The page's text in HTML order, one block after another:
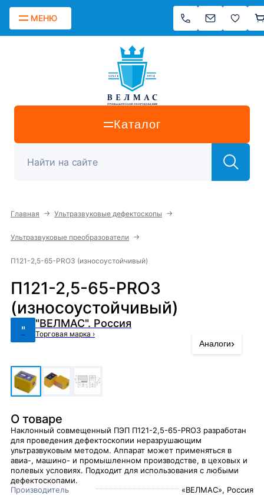
МЕНЮ
Каталог
Главная → Ультразвуковые дефектоскопы →
Ультразвуковые преобразователи →
П121-2,5-65-PRO3 (износоустойчивый)
П121-2,5-65-PRO3
(износоустойчивый)
"
"ВЕЛМАС". Россия
Торговая марка ›
Аналоги›
О товаре
Наклонный совмещенный ПЭП П121-2,5-65-PRO3 разработан
для проведения дефектоскопии неразрушающим
ультразвуковым методом. Аппарат может применяться в
авиа-, машино- и промышленном производстве, в цеховых и
полевых условиях. Подходит для использования с любыми
дефектоскопами.
Производитель
«ВЕЛМАС», Россия